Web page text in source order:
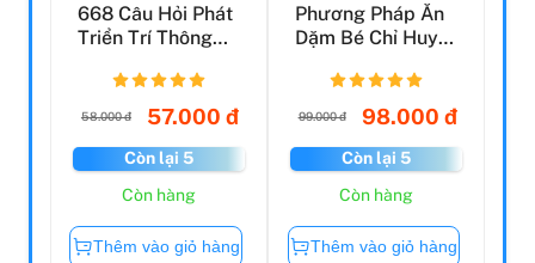
668 Câu Hỏi Phát
Triển Trí Thông
Tậ...
58.000 đ 57.000 đ
Còn lại 5
Còn hàng
Thêm vào giỏ hàng
Phương Pháp Ăn
Dặm Bé Chỉ Huy
Weaning) (...
99.000 đ 98.000 đ
Còn lại 5
Còn hàng
Thêm vào giỏ hàng